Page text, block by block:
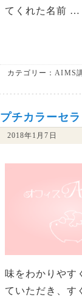
てくれた名前 …
カテゴリー： AIMS
プチカラーセ
2018年1月7日
味をわかりやす
ていただき、す